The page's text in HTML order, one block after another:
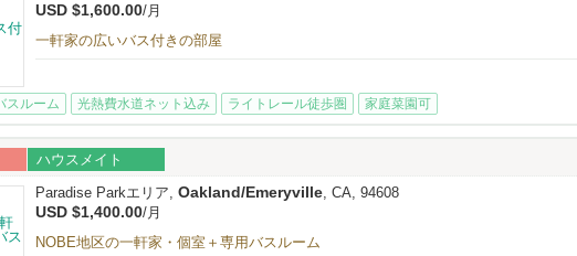
USD $1,600.00/月
一軒家の広いバス付きの部屋
スルーム 光熱費水道ネット込み ライトレール徒歩圏 家庭菜園可
ハウスメイト
Paradise Parkエリア, Oakland/Emeryville, CA, 94608
USD $1,400.00/月
NOBE地区の一軒家・個室＋専用バスルーム